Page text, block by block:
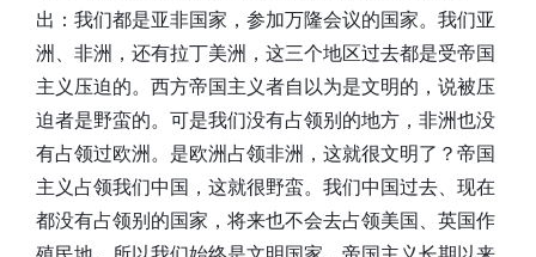
出：我们都是亚非国家，参加万隆会议的国家。我们亚
洲、非洲，还有拉丁美洲，这三个地区过去都是受帝国
主义压迫的。西方帝国主义者自以为是文明的，说被压
迫者是野蛮的。可是我们没有占领别的地方，非洲也没
有占领过欧洲。是欧洲占领非洲，这就很文明了？帝国
主义占领我们中国，这就很野蛮。我们中国过去、现在
都没有占领别的国家，将来也不会去占领美国、英国作